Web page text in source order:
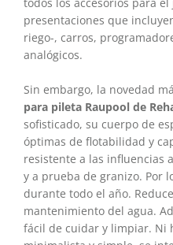
presentaciones que
riego-, carros,
analógicos.
Sin embargo, la novedad
para pileta Raupool de
sofisticado, su cuerpo de
óptimas de flotabilidad y
resistente a las influencias
y a prueba de granizo. Por
durante todo el año.
mantenimiento del agua.
fácil de cuidar y limpiar. Ni